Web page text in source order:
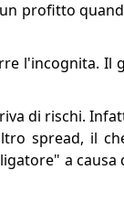
profitto
l'incognita. Il
di rischi.
spread, il
a